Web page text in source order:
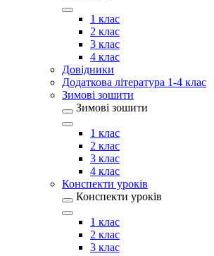
1 клас
2 клас
3 клас
4 клас
Довідники
Додаткова література 1-4 клас
Зимові зошити
Зимові зошити
1 клас
2 клас
3 клас
4 клас
Конспекти уроків
Конспекти уроків
1 клас
2 клас
3 клас